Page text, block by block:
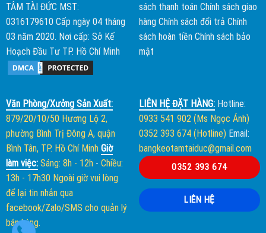
TÂM TÀI ĐỨC MST:
0316179610 Cấp ngày 04 tháng
03 năm 2020. Nơi cấp: Sở Kế
Hoạch Đầu Tư TP. Hồ Chí Minh
sách thanh toán Chính sách giao
hàng Chính sách đổi trả Chính
sách hoàn tiền Chính sách bảo
mật
Văn Phòng/Xưởng Sản Xuất:
879/20/10/50 Hương Lộ 2,
phường Bình Trị Đông A, quận
Bình Tân, TP. Hồ Chí Minh Giờ
làm việc: Sáng: 8h - 12h- Chiều:
13h - 17h30 Ngoài giờ vui lòng
để lại tin nhắn qua
facebook/Zalo/SMS cho quản lý
bán hàng.
LIÊN HỆ ĐẶT HÀNG:Hotline:
0933 541 902 (Ms Ngọc Ánh)
0352 393 674 (Hotline) Email:
bangkeotamtaiduc@gmail.com
0352 393 674
LIÊN HỆ